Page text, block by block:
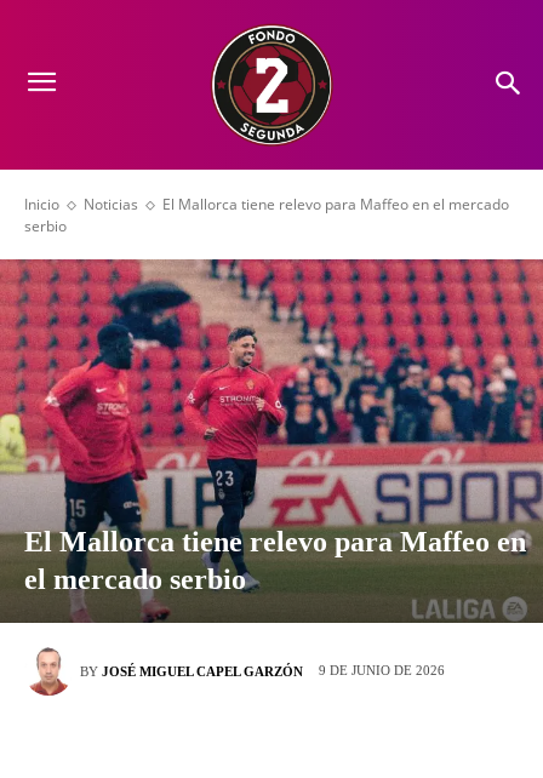
Inicio Noticias
El Mallorca tiene relevo para Maffeo en el mercado
serbio
El Mallorca tiene relevo para Maffeo en
el mercado serbio
BY JOSÉ MIGUEL CAPEL GARZÓN 9 DE JUNIO DE 2026